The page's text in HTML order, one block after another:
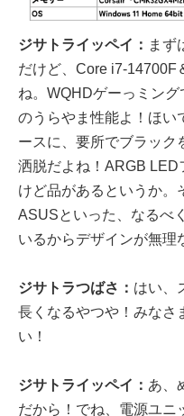
ジサトライッペイ： まず
だけど、Core i7-14700F
ね。WQHDゲーっミン
のうらやま性能よ！ほい
ースに、要所でブラック
洒脱だよね！ARGB
けど品があるというか。
ASUSといった、なるべ
いるからデザインが無
ジサトラつばさ： はい、
長くなるやつや！みなさ
い！
ジサトライッペイ： あ、
だから！でね、電源ユニ